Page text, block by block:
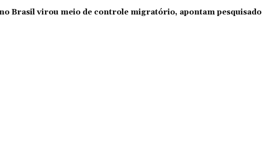
Brasil virou meio de controle migratório, apontam